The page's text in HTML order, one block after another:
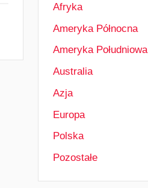
Afryka
Ameryka Północna
Ameryka Południowa
Australia
Azja
Europa
Polska
Pozostałe